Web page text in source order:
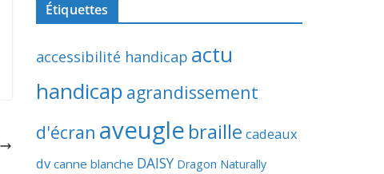
Étiquettes
accessibilité handicap actu
handicap agrandissement
d'écran aveugle braille cadeaux
dv canne blanche DAISY Dragon Naturally